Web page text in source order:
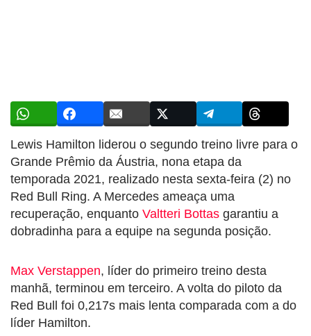
Lewis Hamilton liderou o segundo treino livre para o
Grande Prêmio da Áustria, nona etapa da
temporada 2021, realizado nesta sexta-feira (2) no
Red Bull Ring. A Mercedes ameaça uma
recuperação, enquanto Valtteri Bottas garantiu a
dobradinha para a equipe na segunda posição.
Max Verstappen, líder do primeiro treino desta
manhã, terminou em terceiro. A volta do piloto da
Red Bull foi 0,217s mais lenta comparada com a do
líder Hamilton.